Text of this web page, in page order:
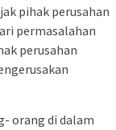
pihak perusahan
permasalahan
perusahan
orang di dalam